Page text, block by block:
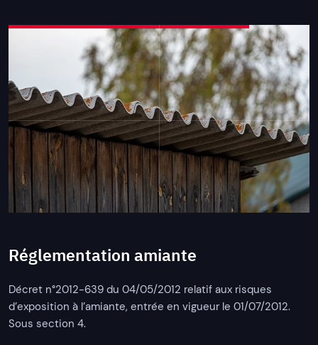
Réglementation amiante
Décret n°2012-639 du 04/05/2012 relatif aux risques
d’exposition à l’amiante, entrée en vigueur le 01/07/2012.
Sous section 4.